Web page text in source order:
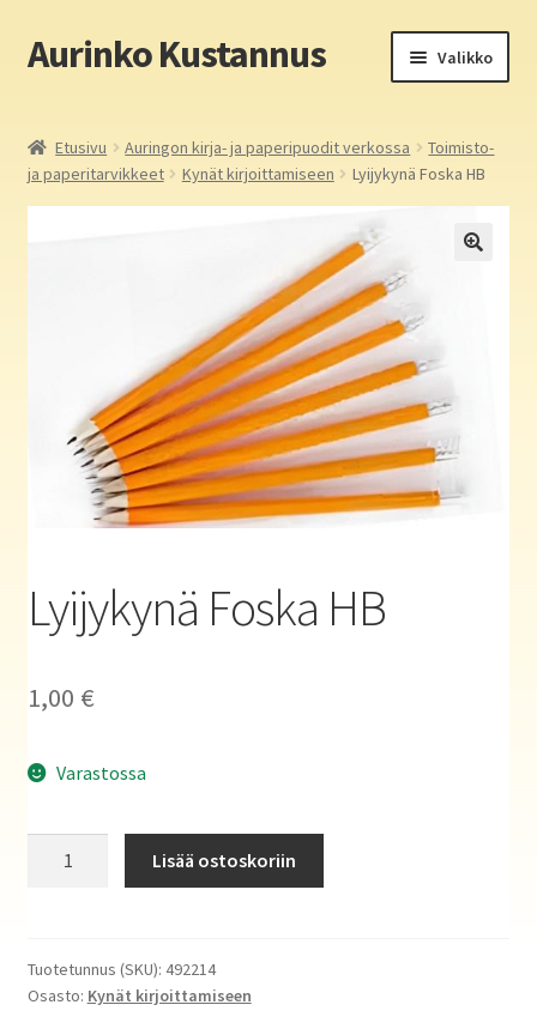
Siirry
navigointiin
Siirry
sisältöön
Aurinko Kustannus Valikko
Yritys
Aurinko Kustannus: kirjat
Auringon kirja- ja paperipuodit verkossa
Etusivu Auringon kirja- ja paperipuodit verkossa
Toimisto-
ja paperitarvikkeet
Kynät kirjoittamiseen Lyijykynä Foska HB
Lyijykynä Foska HB
1,00 €
Varastossa
Lisää ostoskoriin
Tuotetunnus (SKU): 492214
Osasto: Kynät kirjoittamiseen